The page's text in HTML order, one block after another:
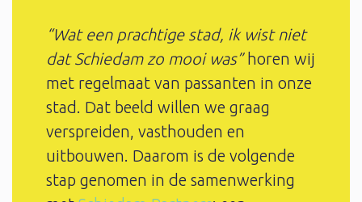
“Wat een prachtige stad, ik wist niet
dat Schiedam zo mooi was”horen wij
met regelmaat van passanten in onze
stad. Dat beeld willen we graag
verspreiden, vasthouden en
uitbouwen. Daarom is de volgende
stap genomen in de samenwerking